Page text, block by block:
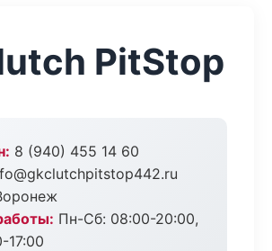
PitStop
8 (940) 455 14 60
Пн-Сб: 08:00-20:00,
17:00